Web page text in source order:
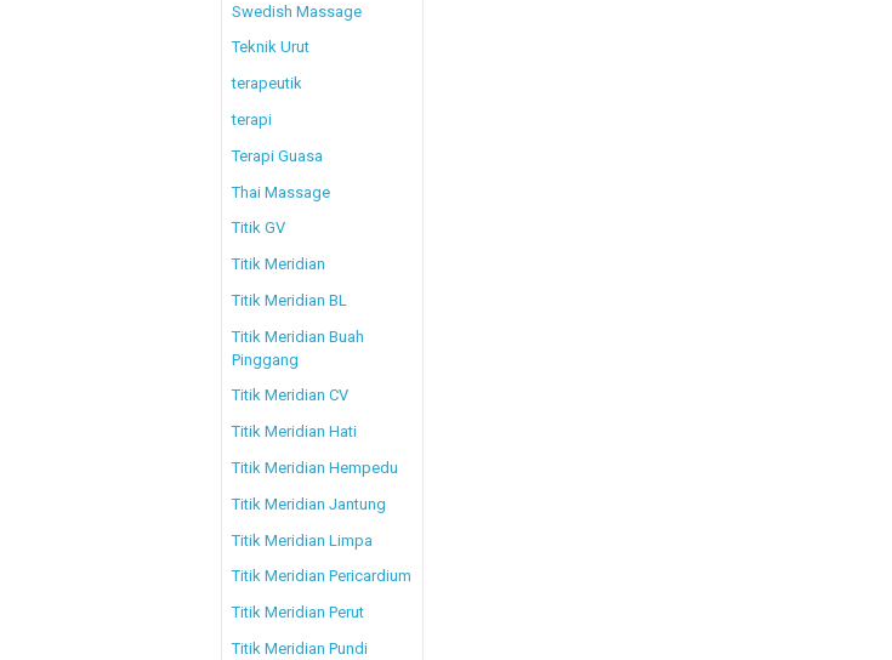
Swedish Massage
Teknik Urut
terapeutik
terapi
Terapi Guasa
Thai Massage
Titik GV
Titik Meridian
Titik Meridian BL
Titik Meridian Buah
Pinggang
Titik Meridian CV
Titik Meridian Hati
Titik Meridian Hempedu
Titik Meridian Jantung
Titik Meridian Limpa
Titik Meridian Pericardium
Titik Meridian Perut
Titik Meridian Pundi